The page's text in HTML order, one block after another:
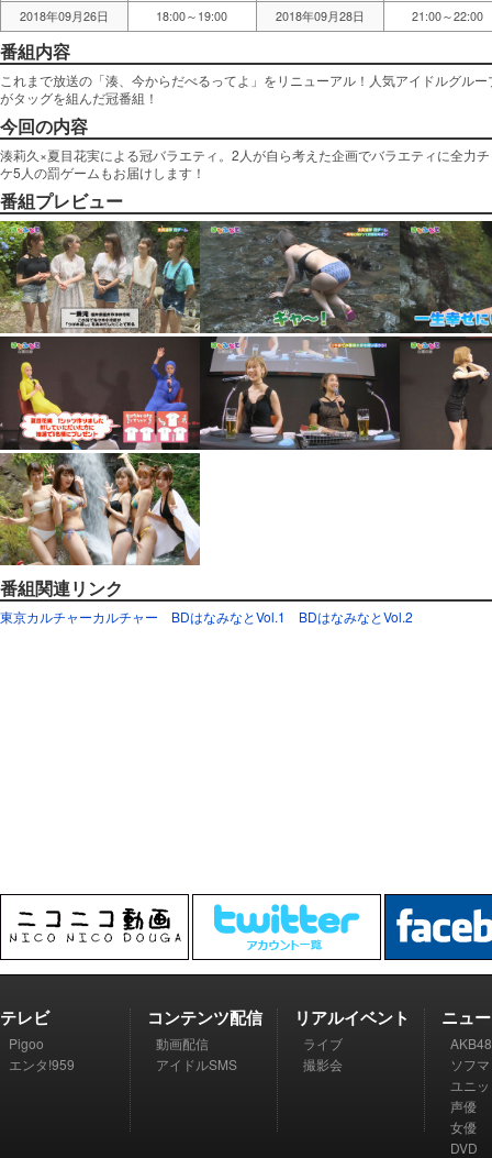
2018年09月26日
18:00～19:00 2018年09月28日 21:00～22:00
番組内容
これまで放送の「湊、今からだべるってよ」をリニューアル！人気アイドルグル
がタッグを組んだ冠番組！
今回の内容
湊莉久×夏目花実による冠バラエティ。2人が自ら考えた企画でバラエティに全力
ケ5人の罰ゲームもお届けします！
番組プレビュー
番組関連リンク
東京カルチャーカルチャー BDはなみなとVol.1 BDはなみなとVol.2
テレビ
Pigoo
エンタ!959
コンテンツ配信
動画配信
アイドルSMS
リアルイベント
ライブ
撮影会
ニュ
AKB48
ソフ
ユニ
声優
女優
DVD